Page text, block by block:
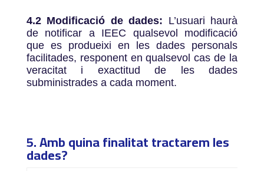
4.2 Modificació de dades: L’usuari haurà
de notificar a IEEC qualsevol modificació
que es produeixi en les dades personals
facilitades, responent en qualsevol cas de la
veracitat i exactitud de les dades
subministrades a cada moment.
5. Amb quina finalitat tractarem les
dades?